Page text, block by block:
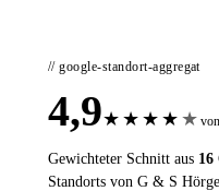
// google-standort-aggregat
4,9★ ★ ★ ★ ★
Gewichteter Schnitt aus 16
Standorts von G & S